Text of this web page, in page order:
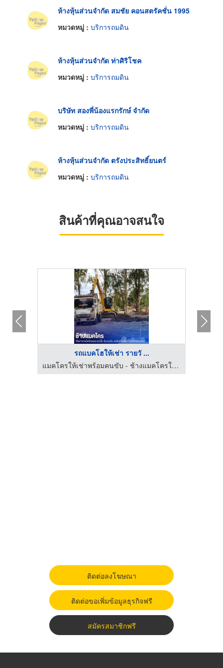
ห้างหุ้นส่วนจำกัด สมชัย คอนสตรัคชั่น 1995
หมวดหมู่ : บริการถมดิน
ห้างหุ้นส่วนจำกัด ท่าศิริโชค
หมวดหมู่ : บริการถมดิน
บริษัท สองพี่น้องแรกรักษ์ จำกัด
หมวดหมู่ : บริการถมดิน
ห้างหุ้นส่วนจำกัด ตรังประสิทธิ์ยนตร์
หมวดหมู่ : บริการถมดิน
สินค้าที่คุณอาจสนใจ
รถแบคโฮให้เช่า รายวั ...
แมคโครให้เช่าพร้อมคนขับ - ช้างแมคโครให้เช่า
ติดต่อลงโฆษณา
ติดต่อขอเพิ่มข้อมูลธุรกิจฟรี
สมัครสมาชิกฟรี